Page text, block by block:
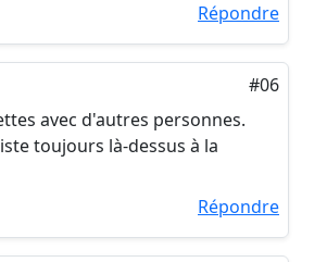
Répondre
#06
avec d'autres personnes.
toujours là-dessus à la
Répondre